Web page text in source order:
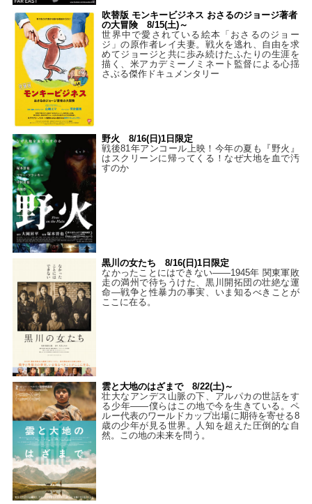
吹替版 モンキービジネス おさるのジョージ著者
の大冒険 8/15(土)～
世界中で愛されている絵本「おさるのジョー
ジ」の原作者レイ夫妻。戦火を逃れ、自由を求
めてジョージと共に歩み続けたふたりの生涯を
描く、米アカデミーノミネート監督による心揺
さぶる傑作ドキュメンタリー
野火 8/16(日)1日限定
戦後81年アンコール上映！今年の夏も『野火』
はスクリーンに帰ってくる！なぜ大地を血で汚
すのか
黒川の女たち 8/16(日)1日限定
なかったことにはできない——1945年 関東軍敗
走の満州で待ちうけた、黒川開拓団の壮絶な運
命―戦争と性暴力の事実、いま知るべきことが
ここに在る。
雲と大地のはざまで 8/22(土)～
壮大なアンデス山脈の下、アルパカの世話をす
る少年――僕らはこの地で今を生きている。ペ
ルー代表のワールドカップ出場に期待を寄せる8
歳の少年が見る世界。人知を超えた圧倒的な自
然。この地の未来を問う。